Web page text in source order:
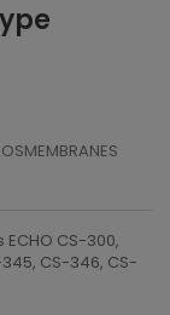
CS-300,
CS-346, CS-